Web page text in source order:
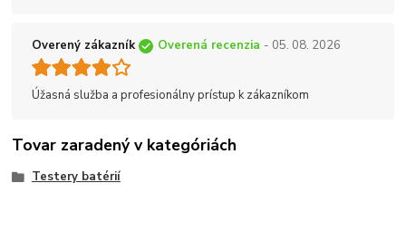
Overený zákazník Overená recenzia - 05. 08. 2026
Úžasná služba a profesionálny prístup k zákazníkom
Tovar zaradený v kategóriách
Testery batérií